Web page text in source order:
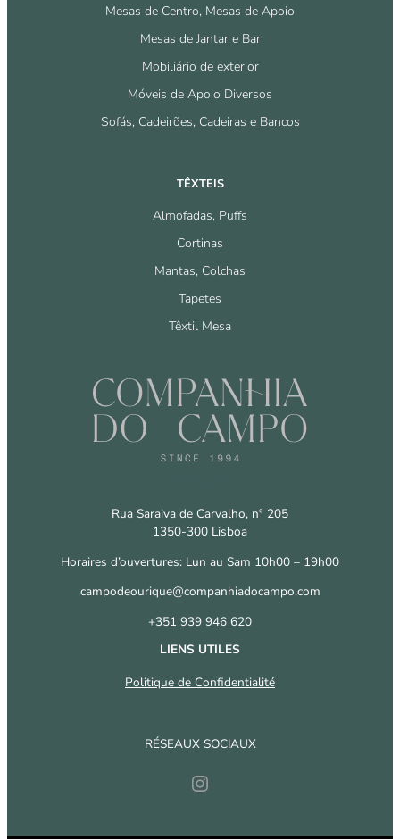
Mesas de Centro, Mesas de Apoio
Mesas de Jantar e Bar
Mobiliário de exterior
Móveis de Apoio Diversos
Sofás, Cadeirões, Cadeiras e Bancos
TÊXTEIS
Almofadas, Puffs
Cortinas
Mantas, Colchas
Tapetes
Têxtil Mesa
LIENS UTILES
Politique de Confidentialité
RÉSEAUX SOCIAUX
Instagram
Rua Saraiva de Carvalho, nº 205
1350-300 Lisboa
Horaires d’ouvertures: Lun au Sam 10h00 – 19h00
campodeourique@companhiadocampo.com
+351 939 946 620